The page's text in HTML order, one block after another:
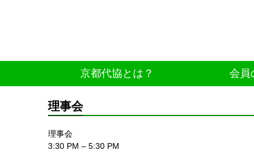
京都代協とは？ 会員
理事会
理事会
3:30 PM – 5:30 PM